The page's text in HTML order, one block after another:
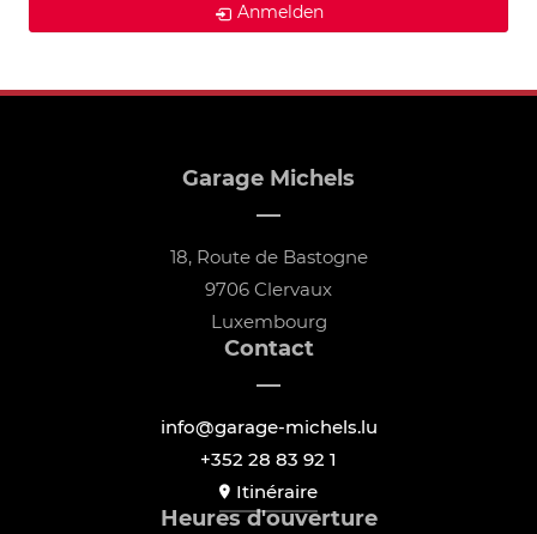
Anmelden
Garage Michels
18, Route de Bastogne
9706 Clervaux
Luxembourg
Contact
info@garage-michels.lu
+352 28 83 92 1
Itinéraire
Heures d'ouverture